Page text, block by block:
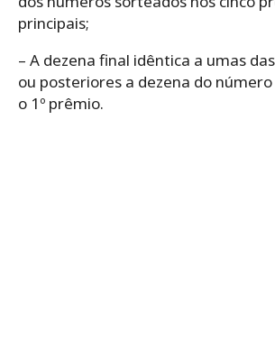
principais;
– A dezena final idêntica a umas
ou posteriores a dezena do
o 1º prêmio.